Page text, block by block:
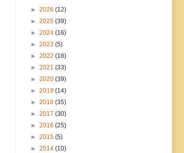
► 2026 (12)
► 2025 (39)
► 2024 (16)
► 2023 (5)
► 2022 (18)
► 2021 (33)
► 2020 (39)
► 2019 (14)
► 2018 (35)
► 2017 (30)
► 2016 (25)
► 2015 (5)
► 2014 (10)